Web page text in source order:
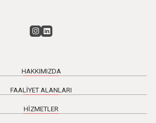
HAKKIMIZDA
FAALİYET ALANLARI
HİZMETLER